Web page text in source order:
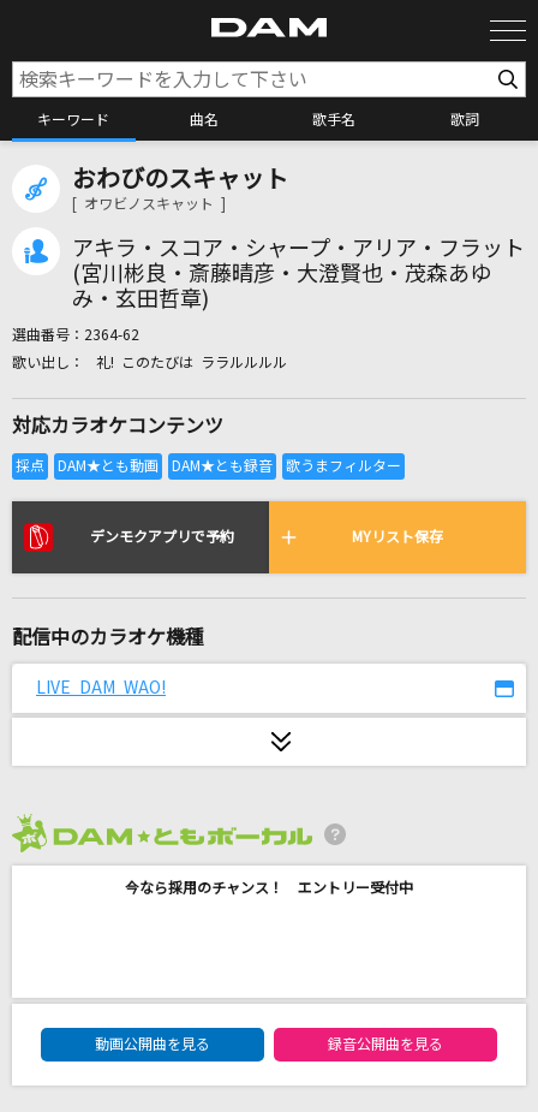
キーワード 曲名 歌手名 歌詞
カラオケ検索
カラオケ店舗検索
全国りれき
睡蓮花
[生音]紫苑
輝く未来[塔の上のラプンツェル]
平熱
Mr.Children
かくれんぼ
優里
おわびのスキャット
[ オワビノスキャット ]
アキラ・スコア・シャープ・アリア・フラット
(宮川彬良・斎藤晴彦・大澄賢也・茂森あゆ
み・玄田哲章)
選曲番号： 2364-62
礼! このたびは ララルルルル
対応カラオケコンテンツ
デンモクアプリで予約 MYリスト保存
配信中のカラオケ機種
LIVE DAM WAO!
今なら採用のチャンス！ エントリー受付中
DAM★ともボーカルエントリーランキング
動画公開曲を見る
録音公開曲を見る